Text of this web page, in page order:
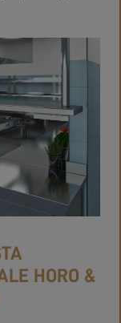
HORO &